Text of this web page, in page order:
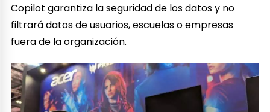
Copilot garantiza la seguridad de los datos y no
filtrará datos de usuarios, escuelas o empresas
fuera de la organización.